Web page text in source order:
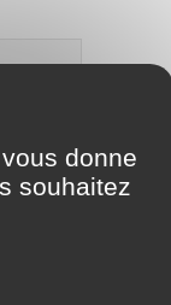
experts)
donne
souhaitez